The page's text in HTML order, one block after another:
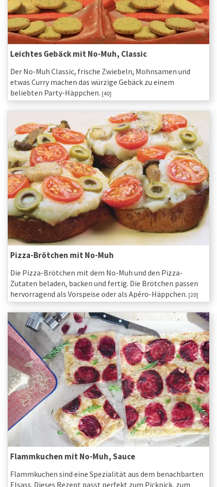
Leichtes Gebäck mit No-Muh, Classic
Der No-Muh Classic, frische Zwiebeln, Mohnsamen und
etwas Curry machen das würzige Gebäck zu einem
beliebten Party-Häppchen. [40]
Pizza-Brötchen mit No-Muh
Die Pizza-Brötchen mit dem No-Muh und den Pizza-
Zutaten beladen, backen und fertig. Die Brötchen passen
hervorragend als Vorspeise oder als Apéro-Häppchen. [20]
Flammkuchen mit No-Muh, Sauce
Flammkuchen sind eine Spezialität aus dem benachbarten
Elsass. Dieses Rezept passt perfekt zum Picknick, zum